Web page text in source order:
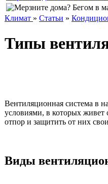
Климат » Статьи »
Типы
Вентиляционная система в
условиями, в которых живет
отпор и защитить от них
Виды